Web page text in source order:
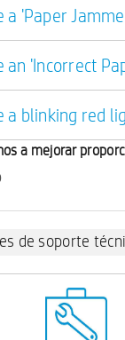
a 'Paper
an 'Incorrect
a blinking red
a mejorar
de soporte